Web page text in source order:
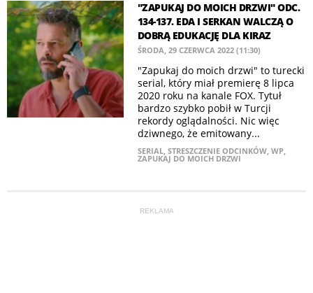
"ZAPUKAJ DO MOICH DRZWI" ODC.
134-137. EDA I SERKAN WALCZĄ O
DOBRĄ EDUKACJĘ DLA KIRAZ
ŚRODA, 29 CZERWCA 2022 (11:30)
"Zapukaj do moich drzwi" to turecki
serial, który miał premierę 8 lipca
2020 roku na kanale FOX. Tytuł
bardzo szybko pobił w Turcji
rekordy oglądalności. Nic więc
dziwnego, że emitowany...
SERIAL, STRESZCZENIE ODCINKÓW, WP,
ZAPUKAJ DO MOICH DRZWI
REKLAMA